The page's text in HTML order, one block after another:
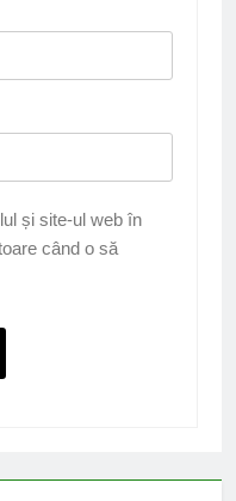
și site-ul web în
când o să